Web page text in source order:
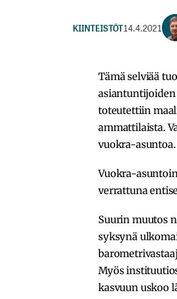
KIINTEISTÖT14.4.2021
Tämä selviää
toteutettiin
ammattilaista.
vuokra-asuntoa.
Vuokra-
verrattuna
Suurin muutos
syksynä
Myös
kasvuun uskoo